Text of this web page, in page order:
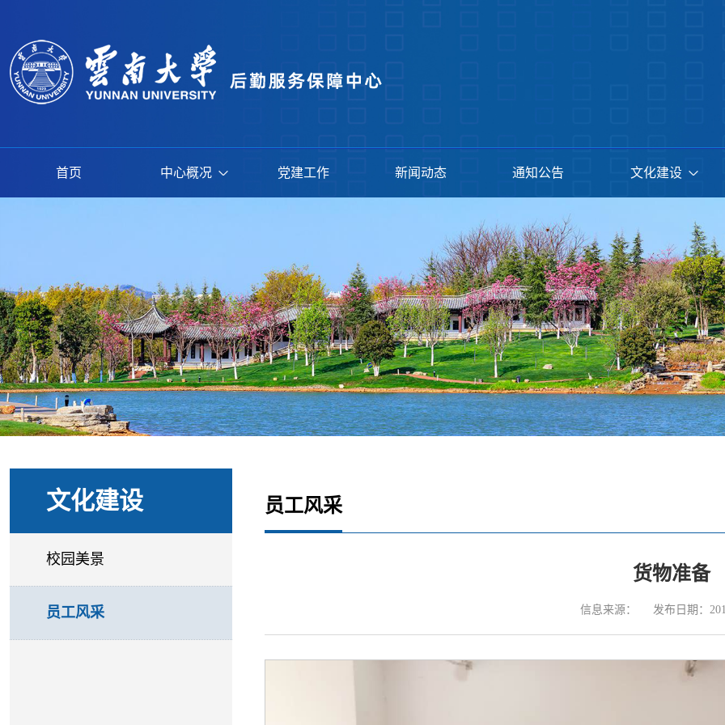
首页 中心概况 党建工作 新闻动态 通知公告 文化建设
文化建设
校园美景
员工风采
员工风采
货物准备
信息来源： 发布日期：